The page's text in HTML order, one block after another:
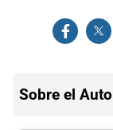
Sobre el